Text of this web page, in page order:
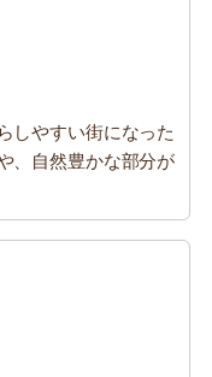
しやすい街になった
、自然豊かな部分が